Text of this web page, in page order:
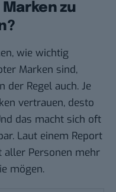
zu
wie wichtig
Marken sind,
der Regel auch. Je
vertrauen, desto
das macht sich oft
Laut einem Report
aller Personen mehr
mögen.